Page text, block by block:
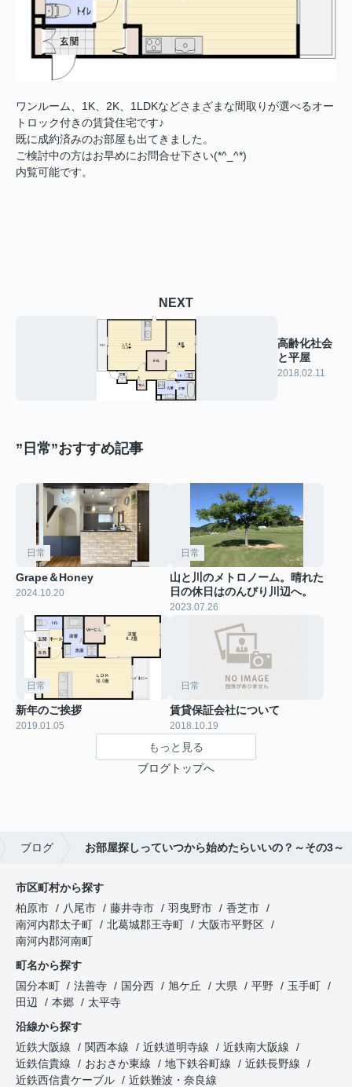
ワンルーム、1K、2K、1LDKなどさまざまな間取りが選べるオー
トロック付きの賃貸住宅です♪
既に成約済みのお部屋も出てきました。
ご検討中の方はお早めにお問合せ下さい(*^_^*)
内覧可能です。
NEXT
高齢化社会
と平屋
2018.02.11
”日常”おすすめ記事
日常
Grape＆Honey
2024.10.20
日常
山と川のメトロノーム。晴れた
日の休日はのんびり川辺へ。
2023.07.26
日常
新年のご挨拶
2019.01.05
日常
賃貸保証会社について
2018.10.19
もっと見る
ブログトップへ
ブログ お部屋探しっていつから始めたらいいの？～その3～
市区町村から探す
柏原市
八尾市 藤井寺市 羽曳野市
香芝市
南河内郡太子町
北葛城郡王寺町
大阪市平野区
南河内郡河南町
町名から探す
国分本町
法善寺 国分西 旭ケ丘 大県 平野
玉手町
田辺
本郷
太平寺
沿線から探す
近鉄大阪線
関西本線 近鉄道明寺線
近鉄南大阪線
近鉄信貴線
おおさか東線 地下鉄谷町線
近鉄長野線
近鉄西信貴ケーブル
近鉄難波・奈良線